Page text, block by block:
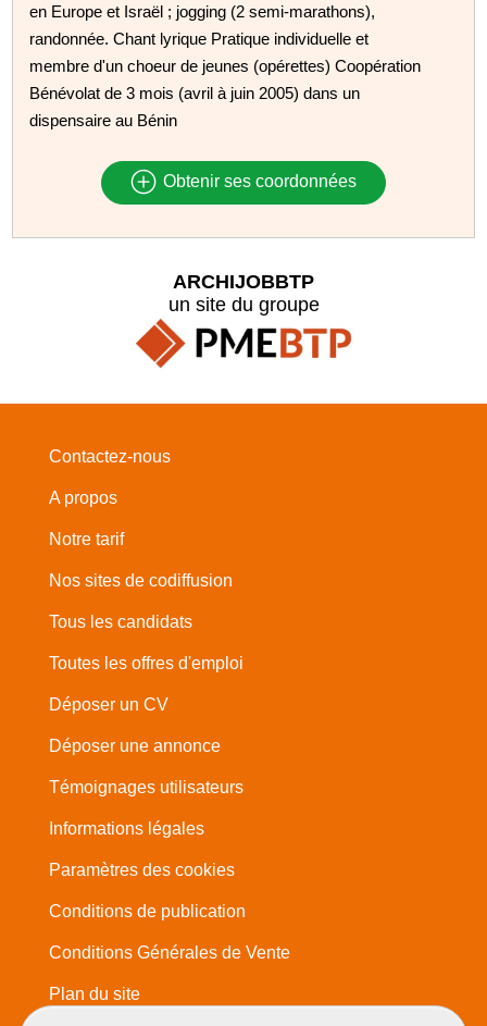
en Europe et Israël ; jogging (2 semi-marathons),
randonnée. Chant lyrique Pratique individuelle et
membre d'un choeur de jeunes (opérettes) Coopération
Bénévolat de 3 mois (avril à juin 2005) dans un
dispensaire au Bénin
Obtenir ses coordonnées
ARCHIJOBBTP
un site du groupe
Contactez-nous
A propos
Notre tarif
Nos sites de codiffusion
Tous les candidats
Toutes les offres d'emploi
Déposer un CV
Déposer une annonce
Témoignages utilisateurs
Informations légales
Paramètres des cookies
Conditions de publication
Conditions Générales de Vente
Plan du site